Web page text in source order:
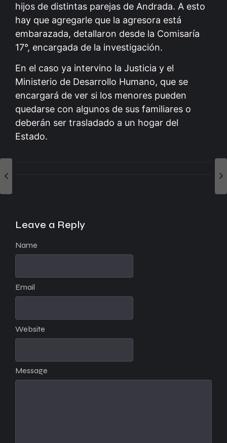
hijos de distintas parejas de Andrada. A esto
hay que agregarle que la agresora está
embarazada, detallaron desde la Comisaría
17°, encargada de la investigación.
En el caso ya intervino la Justicia y el
Ministerio de Desarrollo Humano, que se
encargará de ver si los menores pueden
quedarse con algunos de sus familiares o
deberán ser trasladado a un hogar del
Estado.
Leave a Reply
Message
Name
Email
Website